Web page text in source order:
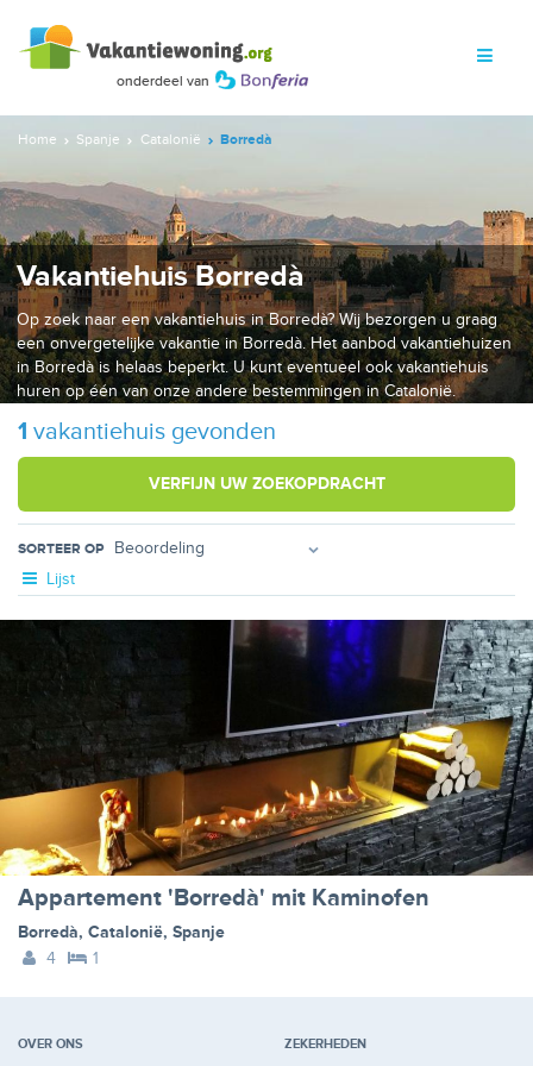
Home Spanje Catalonië Borredà
Vakantiehuis Borredà
Op zoek naar een vakantiehuis in Borredà? Wij bezorgen u graag
een onvergetelijke vakantie in Borredà. Het aanbod vakantiehuizen
in Borredà is helaas beperkt. U kunt eventueel ook vakantiehuis
huren op één van onze andere bestemmingen in Catalonië.
1 vakantiehuis gevonden
VERFIJN UW ZOEKOPDRACHT
SORTEER OP
Lijst
Appartement 'Borredà' mit Kaminofen
Borredà, Catalonië, Spanje
4
1
OVER ONS ZEKERHEDEN